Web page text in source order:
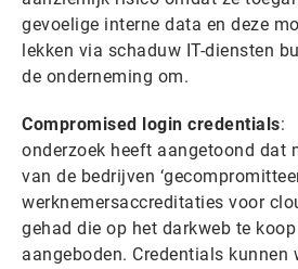
gevoelige interne data en deze
lekken via schaduw IT-diensten
de onderneming om.
Compromised login credentials:
onderzoek heeft aangetoond dat
van de bedrijven
werknemersaccreditaties voor
gehad die op het darkweb te
aangeboden. Credentials kunnen